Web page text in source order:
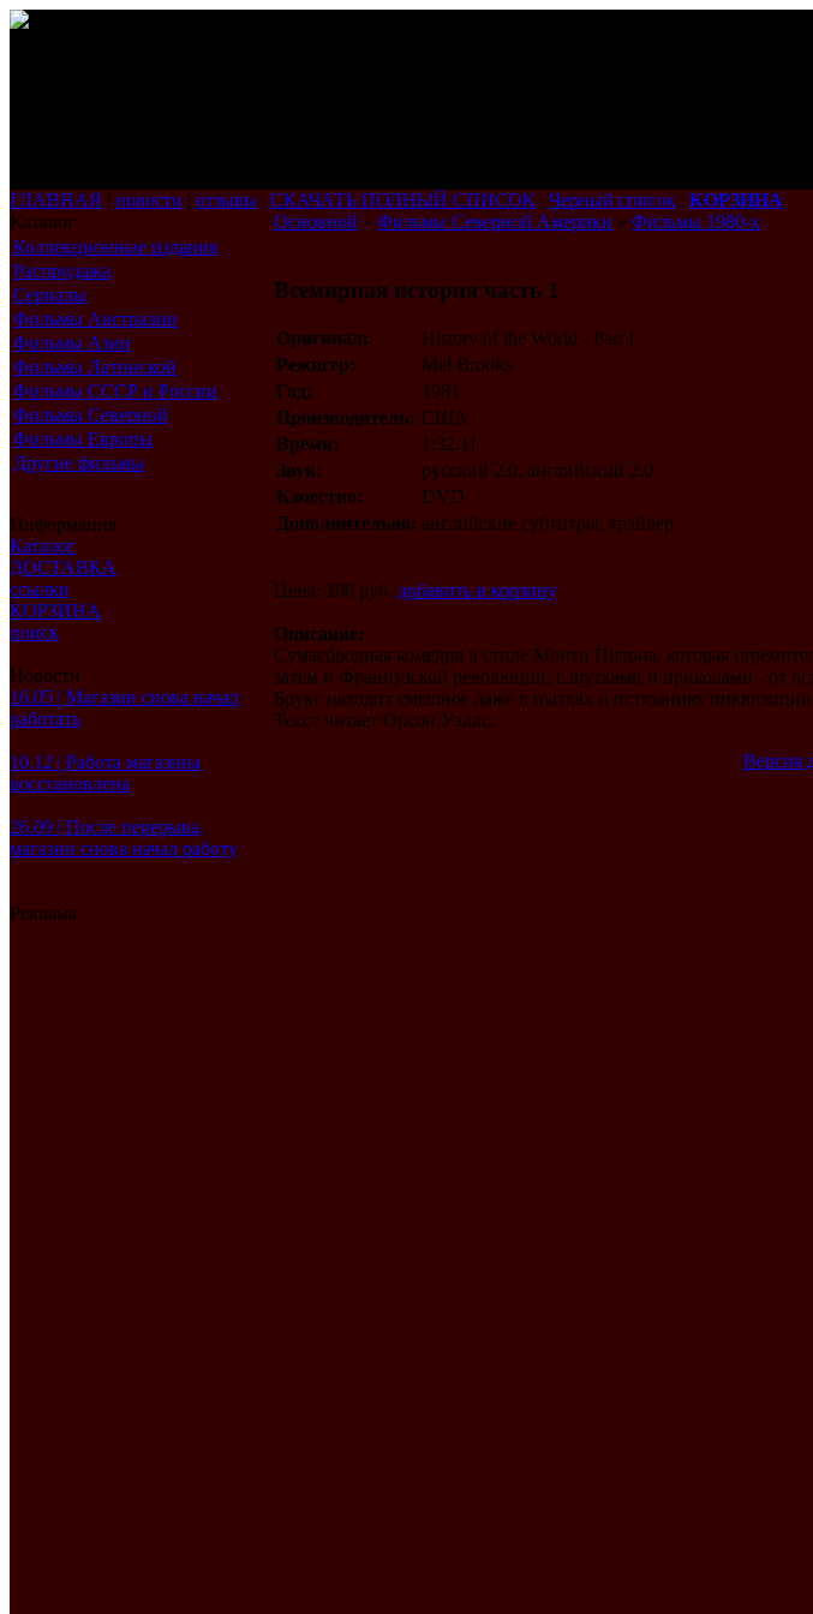
ГЛАВНАЯ | новости | отзывы | СКАЧАТЬ ПОЛНЫЙ СПИСОК | Черный список | КОРЗИНА
Каталог
Коллекционные издания
Распродажа
Сериалы
Фильмы Австралии
Фильмы Азии
Фильмы Латинской
Америки
Фильмы СССР и России
Фильмы Северной
Америки
Фильмы Европы
Другие фильмы
Информация
Каталог
ДОСТАВКА
ссылки
КОРЗИНА
поиск
Новости
16.05 | Магазин снова начал
работать
10.12 | Работа магазина
восстановлена
26.09 | После перерыва,
магазин снова начал работу
Реклама
Основной » Фильмы Северной Америки » Фильмы 1980-х
Всемирная история часть 1
Оригинал:
History of the World - Part I
Режисер:
Mel Brooks
Год:
1981
Производитель: США
Время:
1:32.11
Звук:
русский 2.0, английский 2.0
Качество:
DVD
Дополнительно: английские субтитры, трэйлер
Цена: 100 руб. добавить в корзину
Описание:
Сумасбродная комедия в стиле Монти Питона, которая
затем и Французской революции, с шутками и приколами - от
Брукс находит смешное даже в пытках и истязаниях
Текст читает Орсон Уэллс.
Версия